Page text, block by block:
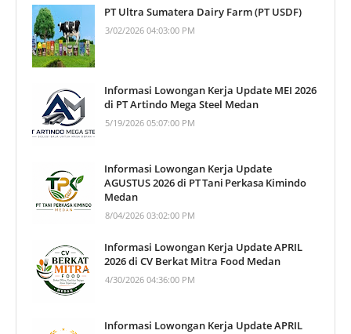
PT Ultra Sumatera Dairy Farm (PT USDF)
3/02/2026 04:03:00 PM
Informasi Lowongan Kerja Update MEI 2026
di PT Artindo Mega Steel Medan
5/19/2026 05:07:00 PM
Informasi Lowongan Kerja Update
AGUSTUS 2026 di PT Tani Perkasa Kimindo
Medan
8/04/2026 03:02:00 PM
Informasi Lowongan Kerja Update APRIL
2026 di CV Berkat Mitra Food Medan
4/30/2026 04:36:00 PM
Informasi Lowongan Kerja Update APRIL